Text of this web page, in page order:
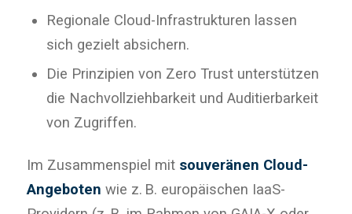
Regionale Cloud-Infrastrukturen lassen
sich gezielt absichern.
Die Prinzipien von Zero Trust unterstützen
die Nachvollziehbarkeit und Auditierbarkeit
von Zugriffen.
Im Zusammenspiel mit souveränen Cloud-
Angeboten wie z. B. europäischen IaaS-